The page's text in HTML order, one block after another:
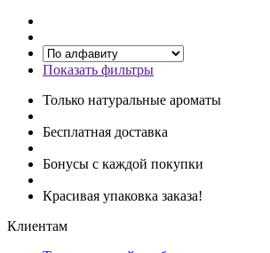
Показать фильтры
Только натуральные ароматы
Бесплатная доставка
Бонусы с каждой покупки
Красивая упаковка заказа!
Клиентам